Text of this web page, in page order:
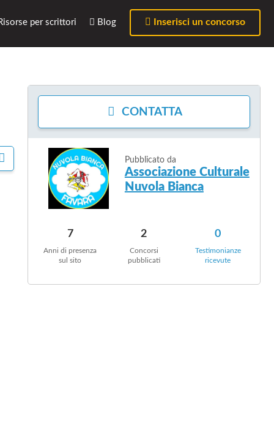
per scrittori Blog Inserisci un concorso
O
CONTATTA
Pubblicato da
Associazione Culturale
Nuvola Bianca
7
Anni di presenza
sul sito
2
Concorsi
pubblicati
0
Testimonianze
ricevute